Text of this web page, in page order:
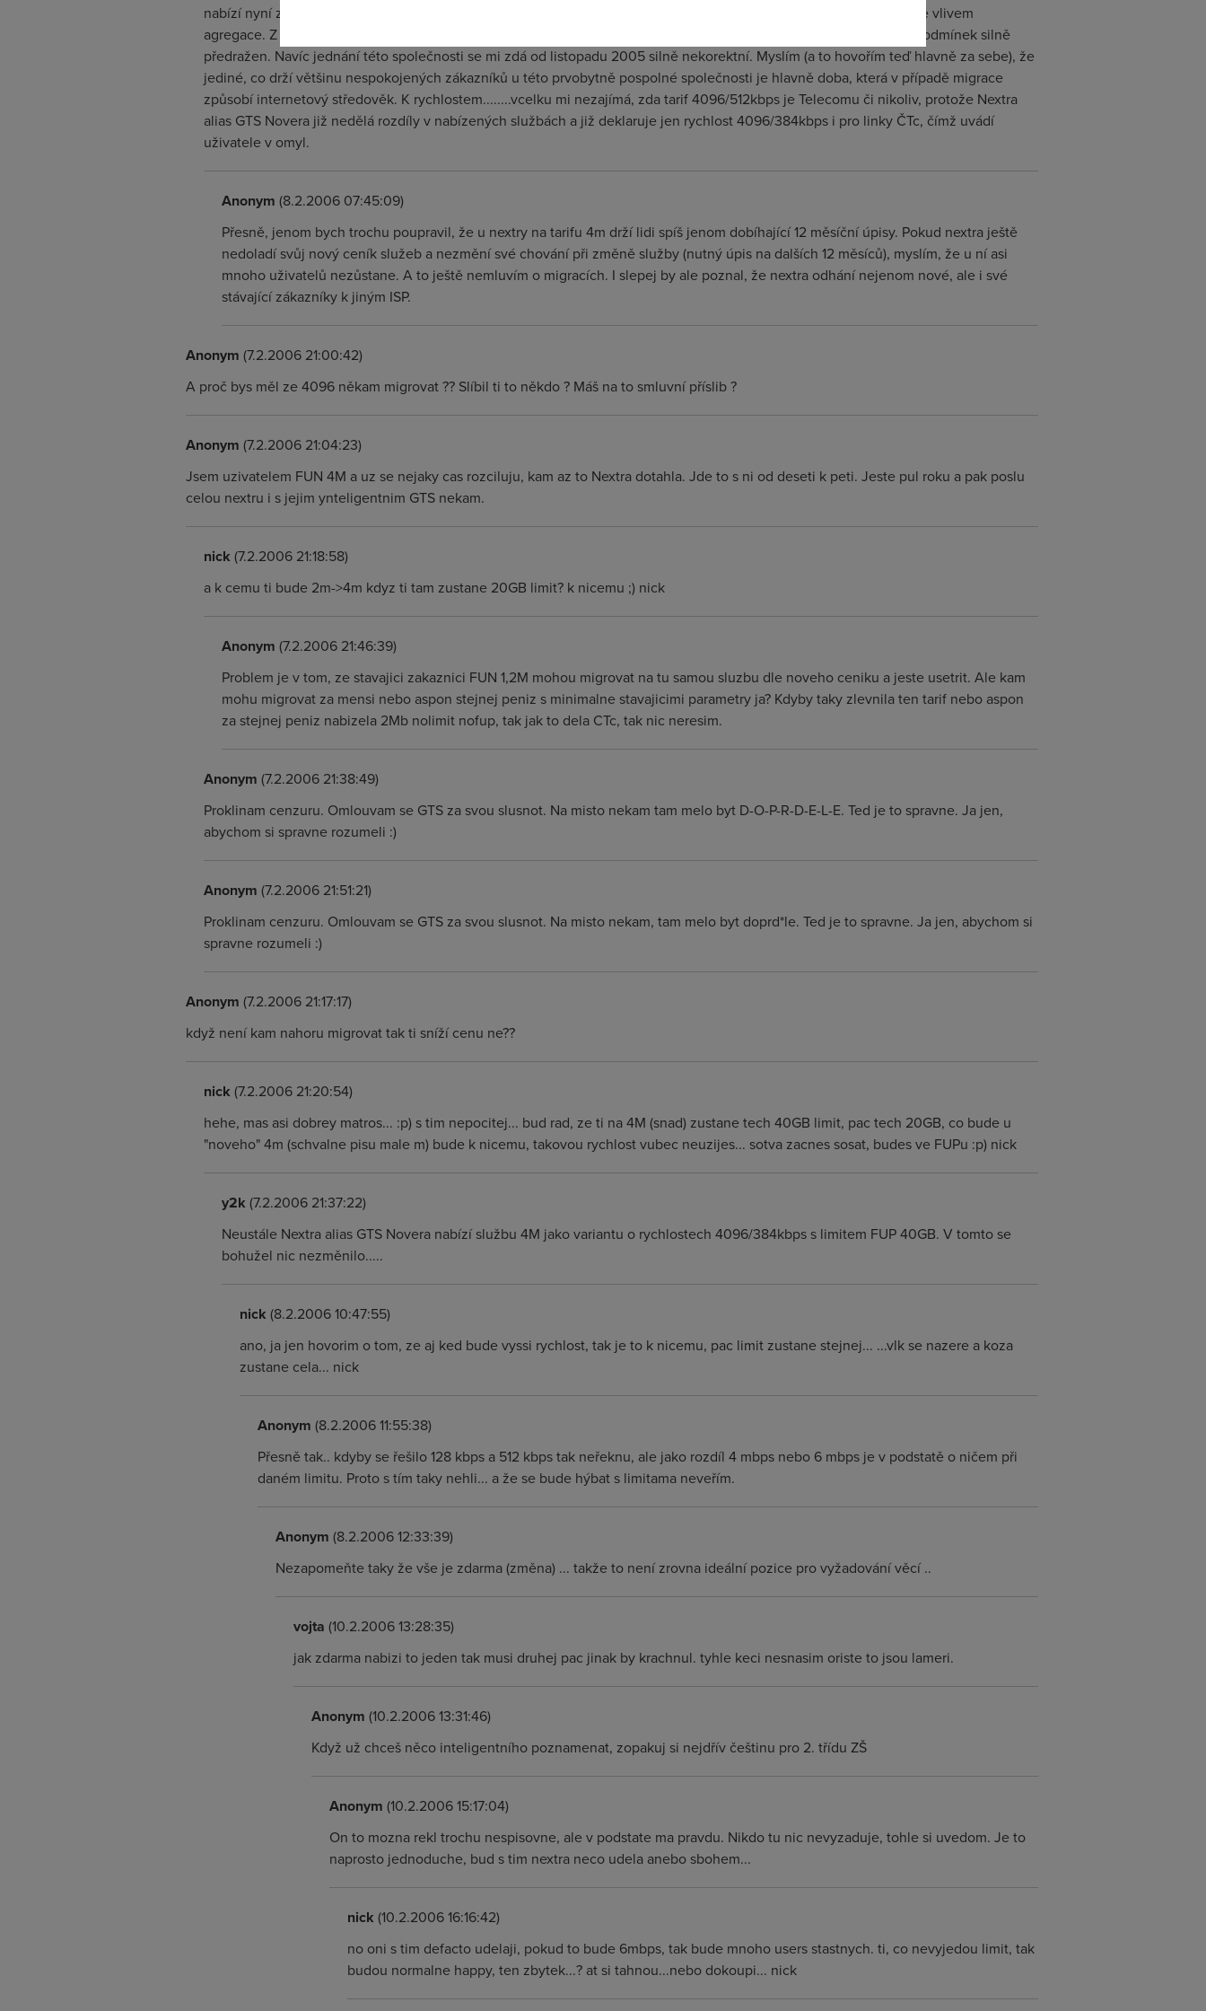
nabízí nyní za 1140,- bez DPH 4096/384kbps s agregací 1:40 s FUP po 40GB a stále se zhoršujícími podmínky údajně vlivem
agregace. Z toho jednoznačně vyplívá, že oproti nabídce ČRa nabízí síť TN pouze "SHIT" , který je navíc za těchto podmínek silně
předražen. Navíc jednání této společnosti se mi zdá od listopadu 2005 silně nekorektní. Myslím (a to hovořím teď hlavně za sebe), že
jediné, co drží většinu nespokojených zákazníků u této prvobytně pospolné společnosti je hlavně doba, která v případě migrace
způsobí internetový středověk. K rychlostem........vcelku mi nezajímá, zda tarif 4096/512kbps je Telecomu či nikoliv, protože Nextra
alias GTS Novera již nedělá rozdíly v nabízených službách a již deklaruje jen rychlost 4096/384kbps i pro linky ČTc, čímž uvádí
uživatele v omyl.
Anonym (8.2.2006 07:45:09)
Přesně, jenom bych trochu poupravil, že u nextry na tarifu 4m drží lidi spíš jenom dobíhající 12 měsíční úpisy. Pokud nextra ještě
nedoladí svůj nový ceník služeb a nezmění své chování při změně služby (nutný úpis na dalších 12 měsíců), myslím, že u ní asi
mnoho uživatelů nezůstane. A to ještě nemluvím o migracích. I slepej by ale poznal, že nextra odhání nejenom nové, ale i své
stávající zákazníky k jiným ISP.
Anonym (7.2.2006 21:00:42)
A proč bys měl ze 4096 někam migrovat ?? Slíbil ti to někdo ? Máš na to smluvní příslib ?
Anonym (7.2.2006 21:04:23)
Jsem uzivatelem FUN 4M a uz se nejaky cas rozciluju, kam az to Nextra dotahla. Jde to s ni od deseti k peti. Jeste pul roku a pak poslu
celou nextru i s jejim ynteligentnim GTS nekam.
nick (7.2.2006 21:18:58)
a k cemu ti bude 2m->4m kdyz ti tam zustane 20GB limit? k nicemu ;) nick
Anonym (7.2.2006 21:46:39)
Problem je v tom, ze stavajici zakaznici FUN 1,2M mohou migrovat na tu samou sluzbu dle noveho ceniku a jeste usetrit. Ale kam
mohu migrovat za mensi nebo aspon stejnej peniz s minimalne stavajicimi parametry ja? Kdyby taky zlevnila ten tarif nebo aspon
za stejnej peniz nabizela 2Mb nolimit nofup, tak jak to dela CTc, tak nic neresim.
Anonym (7.2.2006 21:38:49)
Proklinam cenzuru. Omlouvam se GTS za svou slusnot. Na misto nekam tam melo byt D-O-P-R-D-E-L-E. Ted je to spravne. Ja jen,
abychom si spravne rozumeli :)
Anonym (7.2.2006 21:51:21)
Proklinam cenzuru. Omlouvam se GTS za svou slusnot. Na misto nekam, tam melo byt doprd*le. Ted je to spravne. Ja jen, abychom si
spravne rozumeli :)
Anonym (7.2.2006 21:17:17)
když není kam nahoru migrovat tak ti sníží cenu ne??
nick (7.2.2006 21:20:54)
hehe, mas asi dobrey matros... :p) s tim nepocitej... bud rad, ze ti na 4M (snad) zustane tech 40GB limit, pac tech 20GB, co bude u
"noveho" 4m (schvalne pisu male m) bude k nicemu, takovou rychlost vubec neuzijes... sotva zacnes sosat, budes ve FUPu :p) nick
y2k (7.2.2006 21:37:22)
Neustále Nextra alias GTS Novera nabízí službu 4M jako variantu o rychlostech 4096/384kbps s limitem FUP 40GB. V tomto se
bohužel nic nezměnilo.....
nick (8.2.2006 10:47:55)
ano, ja jen hovorim o tom, ze aj ked bude vyssi rychlost, tak je to k nicemu, pac limit zustane stejnej... ...vlk se nazere a koza
zustane cela... nick
Anonym (8.2.2006 11:55:38)
Přesně tak.. kdyby se řešilo 128 kbps a 512 kbps tak neřeknu, ale jako rozdíl 4 mbps nebo 6 mbps je v podstatě o ničem při
daném limitu. Proto s tím taky nehli... a že se bude hýbat s limitama neveřím.
Anonym (8.2.2006 12:33:39)
Nezapomeňte taky že vše je zdarma (změna) ... takže to není zrovna ideální pozice pro vyžadování věcí ..
vojta (10.2.2006 13:28:35)
jak zdarma nabizi to jeden tak musi druhej pac jinak by krachnul. tyhle keci nesnasim oriste to jsou lameri.
Anonym (10.2.2006 13:31:46)
Když už chceš něco inteligentního poznamenat, zopakuj si nejdřív češtinu pro 2. třídu ZŠ
Anonym (10.2.2006 15:17:04)
On to mozna rekl trochu nespisovne, ale v podstate ma pravdu. Nikdo tu nic nevyzaduje, tohle si uvedom. Je to
naprosto jednoduche, bud s tim nextra neco udela anebo sbohem...
nick (10.2.2006 16:16:42)
no oni s tim defacto udelaji, pokud to bude 6mbps, tak bude mnoho users stastnych. ti, co nevyjedou limit, tak
budou normalne happy, ten zbytek...? at si tahnou...nebo dokoupi... nick